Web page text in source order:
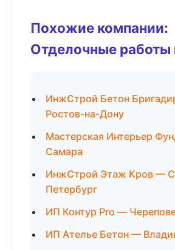
Похожие компании:
Отделочные работы
ИнжСтрой Бетон
Ростов-на-Дону
Мастерская Интерьер
Самара
ИнжСтрой Этаж Кров —
Петербург
ИП Контур Pro —
ИП Ателье Бетон —